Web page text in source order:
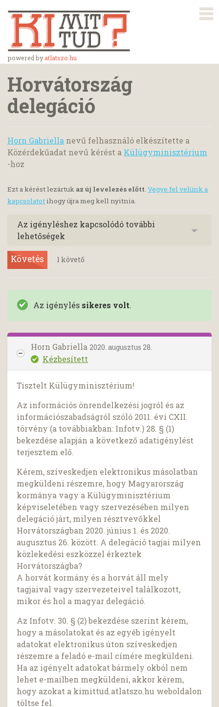
powered byatlatszo.hu
Horvátország
delegáció
Horn Gabriella nevű felhasználó elkészítette a
Közérdekűadat nevű kérést a Külügyminisztérium
-hoz
Ezt a kérést lezártuk az új levelezés előtt. Vegye fel velünk a
kapcsolatotihogy újra meg kell nyitnia.
Az igényléshez kapcsolódó további
lehetőségek
Követés 1 követő
Az igénylés sikeres volt.
Horn Gabriella 2020. augusztus 28.
Kézbesített
Tisztelt Külügyminisztérium!
Az információs önrendelkezési jogról és az
információszabadságról szóló 2011. évi CXII.
törvény (a továbbiakban: Infotv.) 28. § (1)
bekezdése alapján a következő adatigénylést
terjesztem elő.
Kérem, szíveskedjen elektronikus másolatban
megküldeni részemre, hogy Magyarország
kormánya vagy a Külügyminisztérium
képviseletében vagy szervezésében milyen
delegáció járt, milyen résztvevőkkel
Horvátországban 2020. június 1. és 2020.
augusztus 26. között. A delegáció tagjai milyen
közlekedési eszközzel érkeztek
Horvátországba?
A horvát kormány és a horvát áll mely
tagjaival vagy szervezeteivel találkozott,
mikor és hol a magyar delegáció.
Az Infotv. 30. § (2) bekezdése szerint kérem,
hogy a másolatokat és az egyéb igényelt
adatokat elektronikus úton szíveskedjen
részemre a feladó e-mail címére megküldeni.
Ha az igényelt adatokat bármely okból nem
lehet e-mailben megküldeni, akkor kérem,
hogy azokat a kimittud.atlatszo.hu weboldalon
töltse fel.